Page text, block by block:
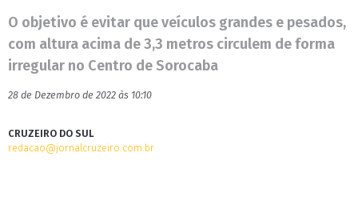
O objetivo é evitar que veículos grandes e pesados,
com altura acima de 3,3 metros circulem de forma
irregular no Centro de Sorocaba
28 de Dezembro de 2022 às 10:10
CRUZEIRO DO SUL
redacao@jornalcruzeiro.com.br